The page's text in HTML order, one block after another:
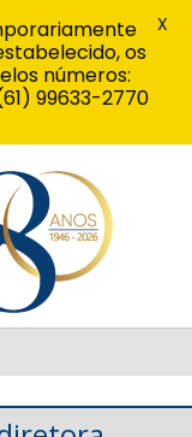
os
números:
99633-2770
X